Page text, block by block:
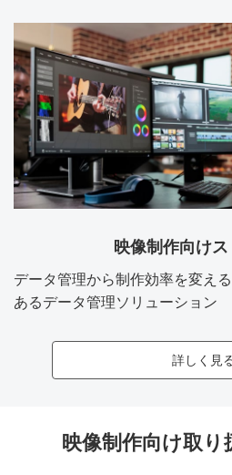
映像制作向け
データ管理から制作効率を変え
あるデータ管理ソリューション
詳しく見
映像制作向け取り